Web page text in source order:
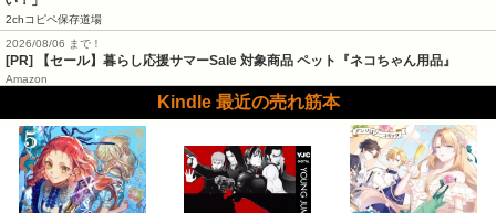
2chコピペ保存道場
2026/08/06 まで！
[PR] 【セール】暮らし応援サマーSale 対象商品 ペット『ネコちゃん用品』
Amazon
Kindle 最近の売れ筋本